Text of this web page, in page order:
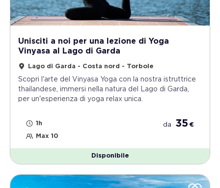
Unisciti a noi per una lezione di Yoga
Vinyasa al Lago di Garda
Lago di Garda - Costa nord - Torbole
Scopri l'arte del Vinyasa Yoga con la nostra istruttrice
thailandese, immersi nella natura del Lago di Garda,
per un'esperienza di yoga relax unica.
1h
Max 10
da 35 €
Disponibile